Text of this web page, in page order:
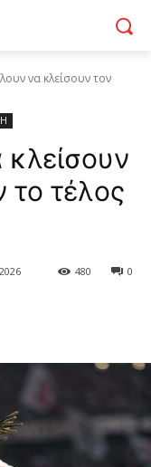
να κλείσουν τον
το τέλος
0
480